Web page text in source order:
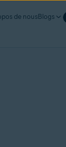
de nousBlogs